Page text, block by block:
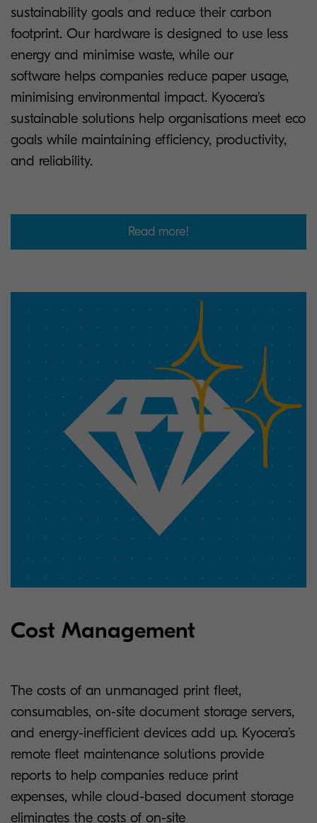
sustainability goals and reduce their carbon
footprint. Our hardware is designed to use less
energy and minimise waste, while our
software helps companies reduce paper usage,
minimising environmental impact. Kyocera’s
sustainable solutions help organisations meet eco
goals while maintaining efficiency, productivity,
and reliability.
Read more!
Cost Management
The costs of an unmanaged print fleet,
consumables, on-site document storage servers,
and energy-inefficient devices add up. Kyocera’s
remote fleet maintenance solutions provide
reports to help companies reduce print
expenses, while cloud-based document storage
eliminates the costs of on-site